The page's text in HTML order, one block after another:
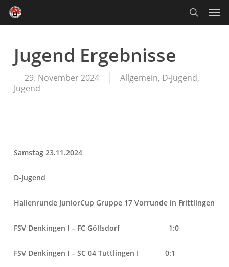
main
content search
Jugend Ergebnisse
29. November 2024 Allgemein, D-Jugend,
Jugend
Samstag 23.11.2024
D-Jugend
Hallenrunde JuniorCup Gruppe 17 Vorrunde in Frittlingen
FSV Denkingen I – FC Göllsdorf 1:0
FSV Denkingen I – SC 04 Tuttlingen I 0:1